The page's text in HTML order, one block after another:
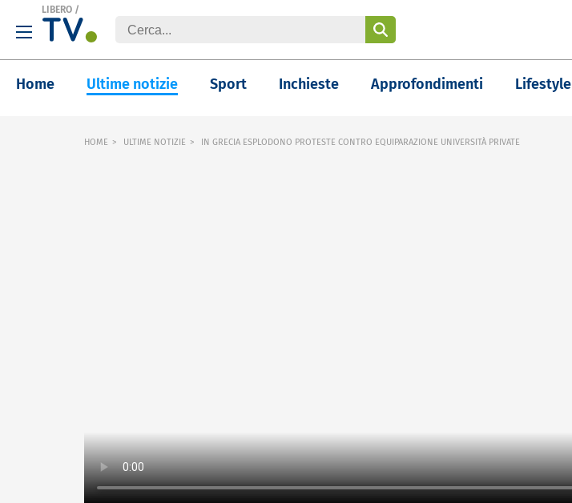
LIBERO /
Home Ultime notizie Sport Inchieste Approfondimenti Lifestyle
HOME ULTIME NOTIZIE IN GRECIA ESPLODONO PROTESTE CONTRO EQUIPARAZIONE UNIVERSITÀ PRIVATE